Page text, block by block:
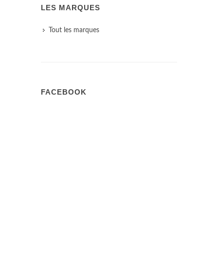
LES MARQUES
Tout les marques
FACEBOOK